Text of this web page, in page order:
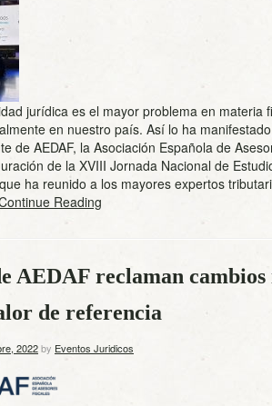
jurídica es el mayor problema en materia
en nuestro país. Así lo ha
de AEDAF, la Asociación Española de
de la XVIII Jornada Nacional de
ha reunido a los mayores expertos
Reading
AEDAF reclaman
de referencia
2022by Eventos Juridicos